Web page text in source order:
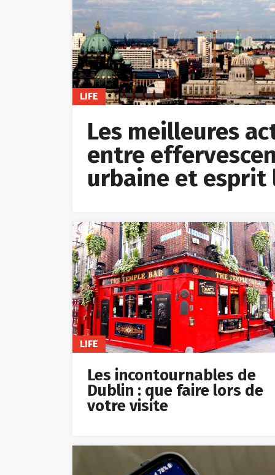
LIFE
Les meilleures
entre
urbaine et esprit
LIFE
Les incontournables de
Dublin : que faire lors de
votre visite